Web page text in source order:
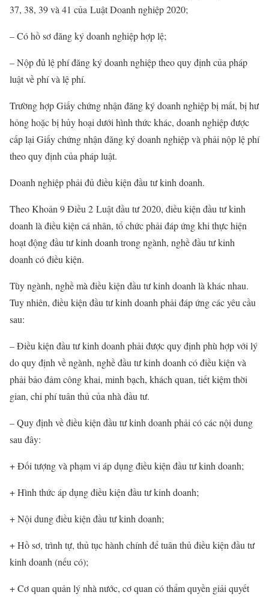
37, 38, 39 và 41 của Luật Doanh nghiệp 2020;
– Có hồ sơ đăng ký doanh nghiệp hợp lệ;
– Nộp đủ lệ phí đăng ký doanh nghiệp theo quy định của pháp
luật về phí và lệ phí.
Trường hợp Giấy chứng nhận đăng ký doanh nghiệp bị mất, bị hư
hỏng hoặc bị hủy hoại dưới hình thức khác, doanh nghiệp được
cấp lại Giấy chứng nhận đăng ký doanh nghiệp và phải nộp lệ phí
theo quy định của pháp luật.
Doanh nghiệp phải đủ điều kiện đầu tư kinh doanh.
Theo Khoản 9 Điều 2 Luật đầu tư 2020, điều kiện đầu tư kinh
doanh là điều kiện cá nhân, tổ chức phải đáp ứng khi thực hiện
hoạt động đầu tư kinh doanh trong ngành, nghề đầu tư kinh
doanh có điều kiện.
Tùy ngành, nghề mà điều kiện đầu tư kinh doanh là khác nhau.
Tuy nhiên, điều kiện đầu tư kinh doanh phải đáp ứng các yêu cầu
sau:
– Điều kiện đầu tư kinh doanh phải được quy định phù hợp với lý
do quy định về ngành, nghề đầu tư kinh doanh có điều kiện và
phải bảo đảm công khai, minh bạch, khách quan, tiết kiệm thời
gian, chi phí tuân thủ của nhà đầu tư.
– Quy định về điều kiện đầu tư kinh doanh phải có các nội dung
sau đây:
+ Đối tượng và phạm vi áp dụng điều kiện đầu tư kinh doanh;
+ Hình thức áp dụng điều kiện đầu tư kinh doanh;
+ Nội dung điều kiện đầu tư kinh doanh;
+ Hồ sơ, trình tự, thủ tục hành chính để tuân thủ điều kiện đầu tư
kinh doanh (nếu có);
+ Cơ quan quản lý nhà nước, cơ quan có thẩm quyền giải quyết